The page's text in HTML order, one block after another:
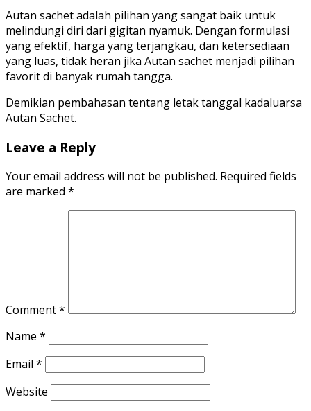
Autan sachet adalah pilihan yang sangat baik untuk
melindungi diri dari gigitan nyamuk. Dengan formulasi
yang efektif, harga yang terjangkau, dan ketersediaan
yang luas, tidak heran jika Autan sachet menjadi pilihan
favorit di banyak rumah tangga.
Demikian pembahasan tentang letak tanggal kadaluarsa
Autan Sachet.
Leave a Reply
Your email address will not be published. Required fields
are marked *
Comment*
Name *
Email *
Website